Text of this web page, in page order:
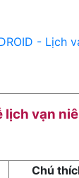
- Lịch
lịch vạn
Chú